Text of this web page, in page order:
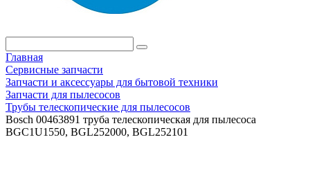
Главная
Сервисные запчасти
Запчасти и аксессуары для бытовой техники
Запчасти для пылесосов
Трубы телескопические для пылесосов
Bosch 00463891 труба телескопическая для пылесоса
BGC1U1550, BGL252000, BGL252101